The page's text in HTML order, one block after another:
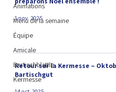
Animations
Menu de la semaine
Équipe
Amicale
Bartischblattle
Kermesse
1 nov. 2025
Retour sur la Kermesse –
Bartischgut